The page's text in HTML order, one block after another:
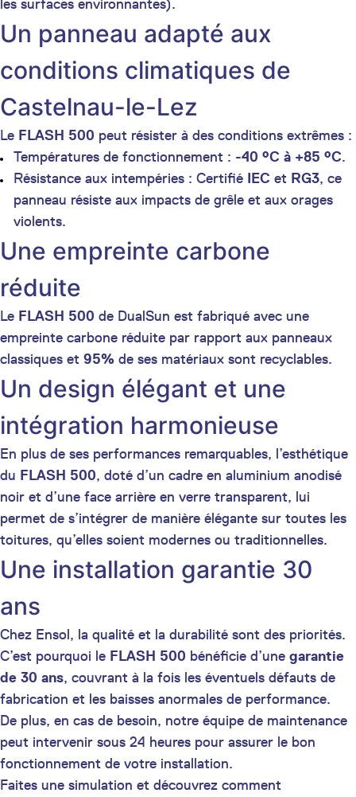
les surfaces environnantes).
Un panneau adapté aux
conditions climatiques de
Castelnau-le-Lez
Le FLASH 500 peut résister à des conditions extrêmes :
Températures de fonctionnement : -40 °C à +85 °C.
Résistance aux intempéries : Certifié IEC et RG3, ce
panneau résiste aux impacts de grêle et aux orages
violents.
Une empreinte carbone
réduite
Le FLASH 500 de DualSun est fabriqué avec une
empreinte carbone réduite par rapport aux panneaux
classiques et 95% de ses matériaux sont recyclables.
Un design élégant et une
intégration harmonieuse
En plus de ses performances remarquables, l’esthétique
du FLASH 500, doté d’un cadre en aluminium anodisé
noir et d’une face arrière en verre transparent, lui
permet de s’intégrer de manière élégante sur toutes les
toitures, qu’elles soient modernes ou traditionnelles.
Une installation garantie 30
ans
Chez Ensol, la qualité et la durabilité sont des priorités.
C’est pourquoi le FLASH 500 bénéficie d’une garantie
de 30 ans, couvrant à la fois les éventuels défauts de
fabrication et les baisses anormales de performance.
De plus, en cas de besoin, notre équipe de maintenance
peut intervenir sous 24 heures pour assurer le bon
fonctionnement de votre installation.
Faites une simulation et découvrez comment